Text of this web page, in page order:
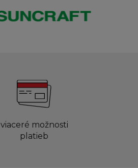
viaceré možnosti
platieb